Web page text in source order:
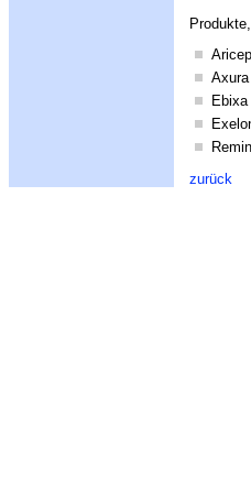
Axura
Ebixa
zurück